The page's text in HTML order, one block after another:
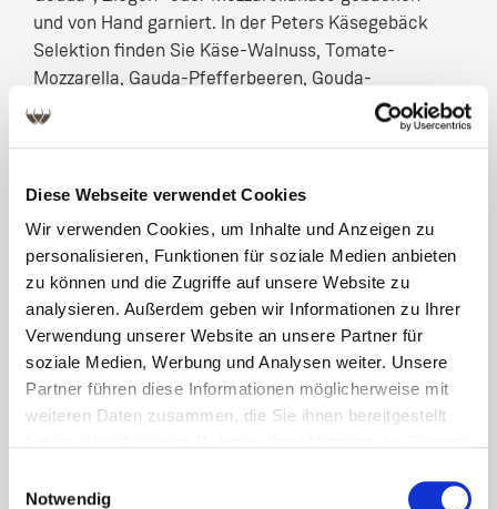
Diese Webseite verwendet Cookies
Wir verwenden Cookies, um Inhalte und Anzeigen zu
personalisieren, Funktionen für soziale Medien anbieten
zu können und die Zugriffe auf unsere Website zu
analysieren. Außerdem geben wir Informationen zu Ihrer
Verwendung unserer Website an unsere Partner für
soziale Medien, Werbung und Analysen weiter. Unsere
Partner führen diese Informationen möglicherweise mit
weiteren Daten zusammen, die Sie ihnen bereitgestellt
Notwendig
und von Hand garniert. In der Peters Käsegebäck
Selektion finden Sie Käse-Walnuss, Tomate-
Mozzarella, Gauda-Pfefferbeeren, Gouda-
Rosenpaprika & Cayenne und Käse-Mandel. Ideal
als herzhafte Begleitung feiner Weine. Gesamt 155
Inhalt
155 g
Allergenhinweis
Gebäck kann Milch,
Gluten,
Schalenfrüchte, Soja,
Ei und Erdnüsse
enthalten
Abfüller/Hersteller
Peters, Lippstadt,
Deutschland